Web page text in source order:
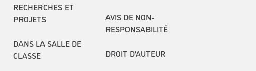
RECHERCHES ET
PROJETS
DANS LA SALLE DE
CLASSE
AVIS DE NON-
RESPONSABILITÉ
DROIT D’AUTEUR